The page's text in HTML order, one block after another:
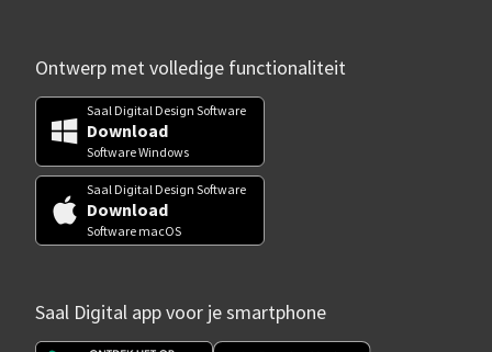
Ontwerp met volledige functionaliteit
Saal Digital Design Software
Download
Software Windows
Saal Digital Design Software
Download
Software macOS
Saal Digital app voor je smartphone